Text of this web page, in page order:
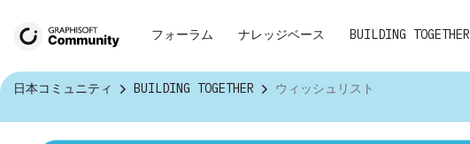
フォーラム ナレッジベース BUILDING TOGETHER
日本コミュニティ BUILDING TOGETHER ウィッシュリスト